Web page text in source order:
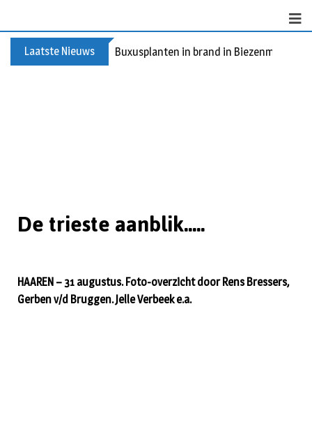
Laatste Nieuws Buxusplanten in brand in Biezenmortel,
De trieste aanblik.....
HAAREN – 31 augustus. Foto-overzicht door Rens Bressers,
Gerben v/d Bruggen. Jelle Verbeek e.a.